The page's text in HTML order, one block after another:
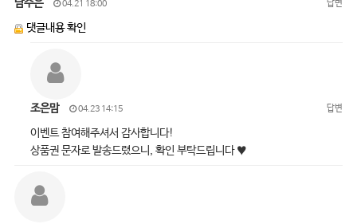
남수은 04.21 18:00 답변
댓글내용 확인
조은맘 04.23 14:15 답변
이벤트 참여해주셔서 감사합니다!
상품권 문자로 발송드렸으니, 확인 부탁드립니다 ♥